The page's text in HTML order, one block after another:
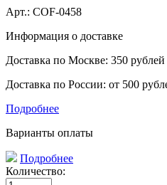
Арт.: COF-0458
Информация о доставке
Доставка по Москве: 350 рублей
Доставка по России: от 500
Подробнее
Варианты оплаты
Подробнее
Количество: